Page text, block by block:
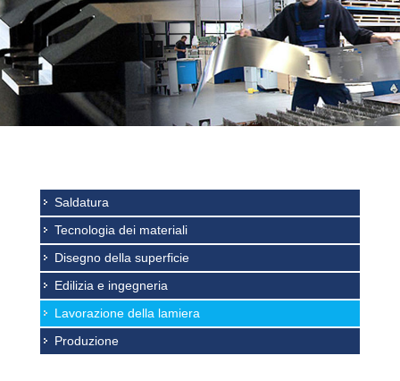
Saldatura
Tecnologia dei materiali
Disegno della superficie
Edilizia e ingegneria
Lavorazione della lamiera
Produzione